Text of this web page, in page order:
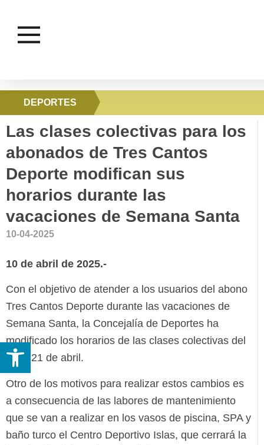
DEPORTES
Las clases colectivas para los
abonados de Tres Cantos
Deporte modifican sus
horarios durante las
vacaciones de Semana Santa
10-04-2025
10 de abril de 2025.-
Con el objetivo de atender a los usuarios del abono
Tres Cantos Deporte durante las vacaciones de
Semana Santa, la Concejalía de Deportes ha
modificado los horarios de las clases colectivas del
11 al 21 de abril.
Otro de los motivos para realizar estos cambios es
a consecuencia de las labores de mantenimiento
que se van a realizar en los vasos de piscina, SPA y
baño turco el Centro Deportivo Islas, que cerrará la
Abrir barra de herramientas